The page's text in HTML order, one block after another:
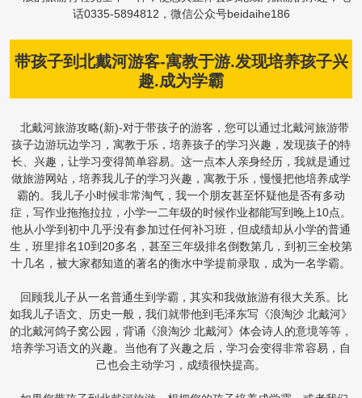
话0335-5894812，微信公众号beidaihe186
带孩子到北戴河游客-寓教于游.发现培养孩子兴
趣.成为学霸
北戴河旅游攻略(新)-对于带孩子的游客，您可以通过北戴河旅游带
孩子边游玩边学习，寓教于乐，培养孩子的学习兴趣，发现孩子的特
长、兴趣，让学习变得简单容易。这一点本人亲身经历，我就是通过
做旅游网站，培养我儿子的学习兴趣，寓教于乐，慢慢把他培养成学
霸的。我儿子小时候非常淘气，我一个朋友甚至怀疑他是否有多动
症，写作业拖拖拉拉，小学一二年级的时候作业都能写到晚上10点。
他从小学到初中几乎没有参加过任何补习班，但成绩却从小学的普通
生，班里排名10到20多名，甚至三年级排名倒数第几，到初三全校第
十几名，被大家都知道的著名的衡水中学提前录取，成为一名学霸。
回顾我儿子从一名普通生到学霸，其实和我做旅游有很大关系。比
如我儿子语文、历史一般，我们就带他到毛泽东写《浪淘沙 北戴河》
的北戴河鸽子窝公园，背诵《浪淘沙 北戴河》体会诗人的意境等等，
培养学习语文的兴趣。当他有了兴趣之后，学习会变得非常容易，自
己也会主动学习，成绩很快提高。